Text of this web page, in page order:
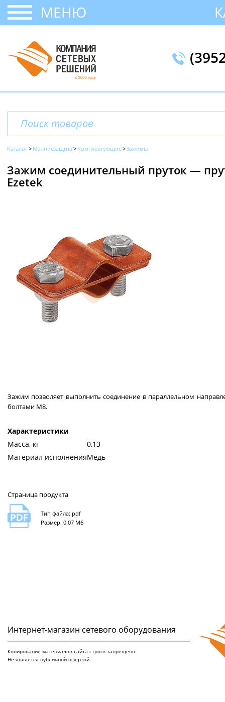
МЕНЮ
Каталог Молниезащита Комплектующие Зажимы
Зажим соединительный пруток —
Ezetek
Зажим позволяет выполнить соединение в параллельном
болтами М8.
Характеристики
Масса, кг
0,13
Материал исполненияМедь
Страница продукта
Тип файла: pdf
Размер: 0.07 Мб
Интернет-магазин сетeвого оборудования
Копирование материалов сайта строго запрещено.
Не является публичной офертой.